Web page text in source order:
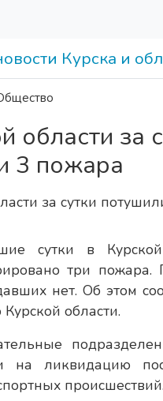
области за
3 пожара
сутки в Курской
три пожара.
нет. Об этом
области.
на ликвидацию
происшествий.